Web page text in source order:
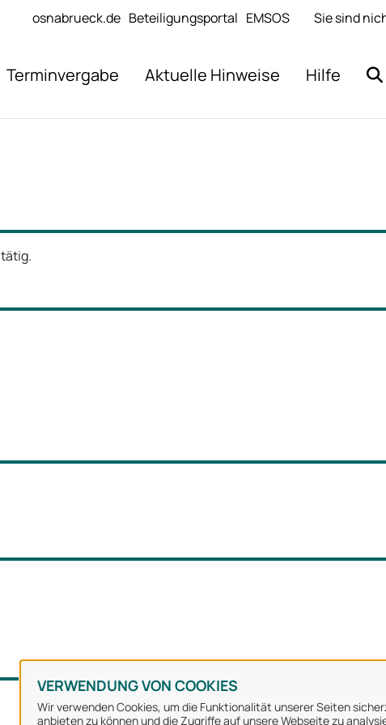
VERWENDUNG VON COOKIES
Wir verwenden Cookies, um die Funktionalität unserer Seiten
anbieten zu können und die Zugriffe auf unsere Webseite zu
osnabrueck.de Beteiligungsportal EMSOS Sie sind
Terminvergabe Aktuelle Hinweise Hilfe
tätig.